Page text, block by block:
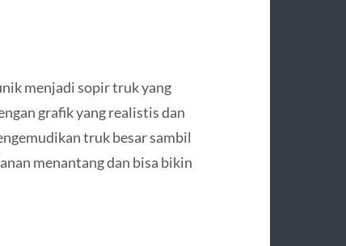
menjadi sopir truk yang
grafik yang realistis dan
truk besar sambil
menantang dan bisa bikin